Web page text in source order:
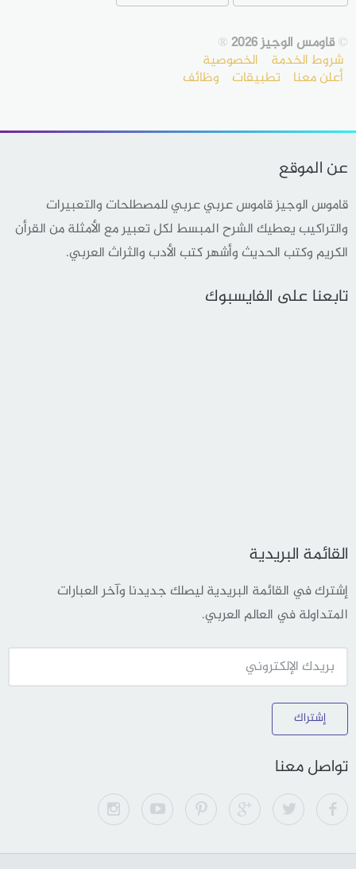
©قاومس الوجيز 2026 ®
شروط الخدمة الخصوصية
أعلن معنا تطبيقات وظائف
عن الموقع
قاموس الوجيز قاموس عربي عربي للمصطلحات والتعبيرات
والتراكيب يعطيك الشرح المبسط لكل تعبير مع الأمثلة من القرأن
الكريم وكتب الحديث وأشهر كتب الأدب والثراث العربي.
تابعنا على الفايسبوك
القائمة البريدية
إشترك في القائمة البريدية ليصلك جديدنا وآخر العبارات
المتداولة في العالم العربي.
إشتراك
تواصل معنا